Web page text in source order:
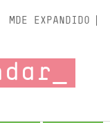
MDE EXPANDIDO